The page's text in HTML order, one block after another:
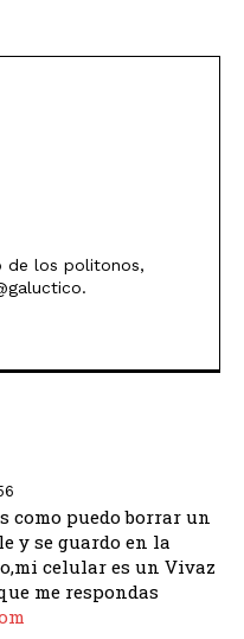
de los politonos,
como puedo borrar un
y se guardo en la
celular es un Vivaz
me respondas